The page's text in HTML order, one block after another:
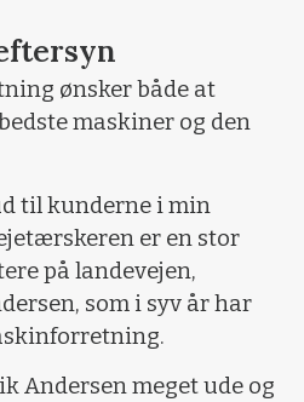
ønsker både at
maskiner og den
til kunderne i min
er en stor
på landevejen,
som i syv år har
Andersen meget ude og